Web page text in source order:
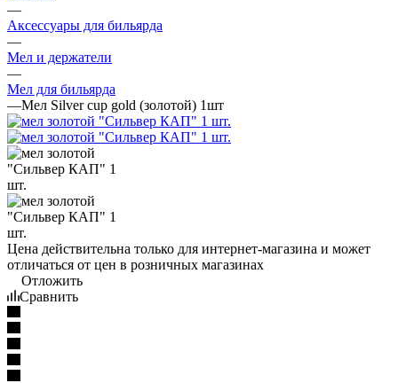
—
Аксессуары для бильярда
—
Мел и держатели
—
Мел для бильярда
—Мел Silver cup gold (золотой) 1шт
Цена действительна только для интернет-магазина и может
отличаться от цен в розничных магазинах
Отложить
Сравнить